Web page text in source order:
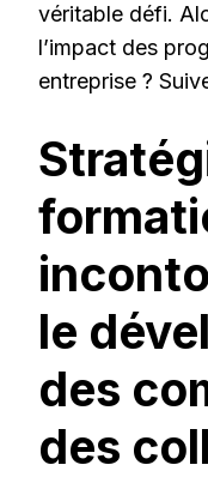
véritable défi.
l’impact des
entreprise ?
le
des
des